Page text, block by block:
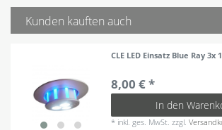
Kunden kauften auch
CLE LED Einsatz Blue Ray 3x
8,00 € *
In den
* inkl. ges. MwSt. zzgl.